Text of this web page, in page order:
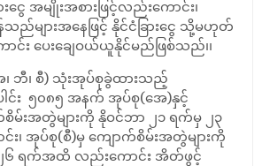
ေ အမျိုးအစားဖြင့်လည်းကောင်း၊
ည်များအနေဖြင့် နိုင်ငံခြားငွေ သို့မဟုတ်
င်း ပေးချေဝယ်ယူနိုင်မည်ဖြစ်သည်၊၊
ဘီ၊ စီ) သုံးအုပ်စုခွဲထားသည့်
င်း ၅၀၈၅ အနက် အုပ်စု(အေ)နှင့်
မ်းအတွဲများကို နိုဝင်ဘာ ၂၁ ရက်မှ ၂၃
အုပ်စု(စီ)မှ ကျောက်စိမ်းအတွဲများကို
၆ ရက်အထိ လည်းကောင်း အိတ်ဖွင့်